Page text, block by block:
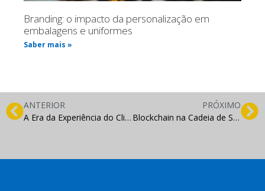
Branding: o impacto da personalização em
embalagens e uniformes
Saber mais »
ANTERIOR
A Era da Experiência do Cliente na Indústria: Como Superar as Expectativas e Fidelizar Clientes
PRÓXIMO
Blockchain na Cadeia de Suprimentos: Como o Marketing Pode Comunicar Transparência e Segurança